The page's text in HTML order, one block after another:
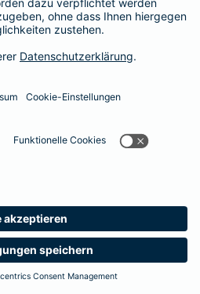
Produkte
Barmenia
/ 24 Stunden
/ 24 Stunden